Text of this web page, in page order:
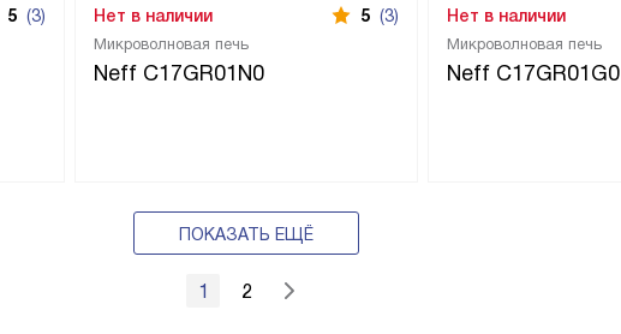
5 (3)
Микроволновая печь
Neff C17GR01N0
Нет в наличии 5 (3)
Микроволновая печь
Neff C17GR01G0
Нет в наличии
ПОКАЗАТЬ ЕЩЁ
1 2